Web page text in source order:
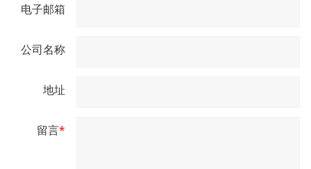
电子邮箱
公司名称
地址
留言*